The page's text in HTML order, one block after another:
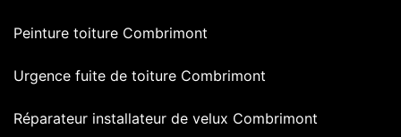
Peinture toiture Combrimont
Urgence fuite de toiture Combrimont
Réparateur installateur de velux Combrimont